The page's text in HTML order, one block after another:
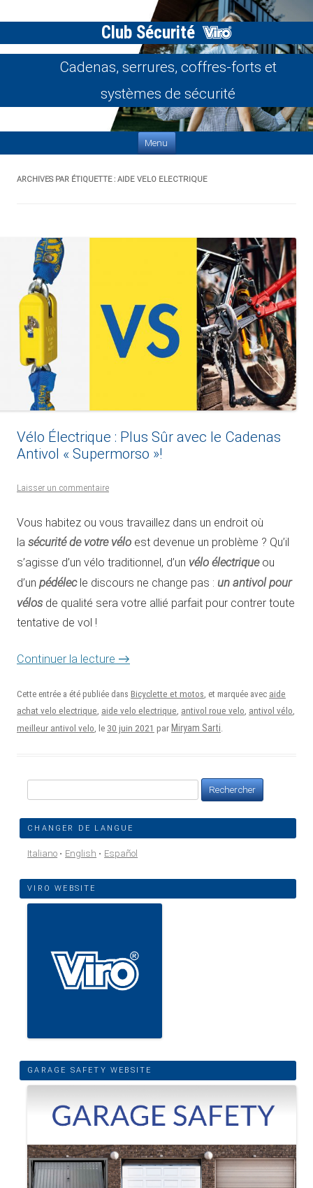
Club Sécurité
Cadenas, serrures, coffres-forts et
systèmes de sécurité
Menu
ARCHIVES PAR ÉTIQUETTE : AIDE VELO ELECTRIQUE
Vélo Électrique : Plus Sûr avec le Cadenas
Antivol « Supermorso »!
Laisser un commentaire
Vous habitez ou vous travaillez dans un endroit où
la sécurité de votre vélo est devenue un problème ? Qu’il
s’agisse d’un vélo traditionnel, d’un vélo électriqueou
d’un pédélecle discours ne change pas : un antivol pour
vélos de qualité sera votre allié parfait pour contrer toute
tentative de vol !
Continuer la lecture →
Cette entrée a été publiée dans Bicyclette et motos, et marquée avec aide
achat velo electrique, aide velo electrique, antivol roue velo, antivol vélo,
meilleur antivol velo, le 30 juin 2021 par Miryam Sarti.
CHANGER DE LANGUE
Italiano English Español
VIRO WEBSITE
GARAGE SAFETY WEBSITE